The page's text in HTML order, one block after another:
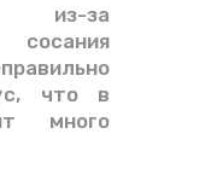
за
сосания
что в
много